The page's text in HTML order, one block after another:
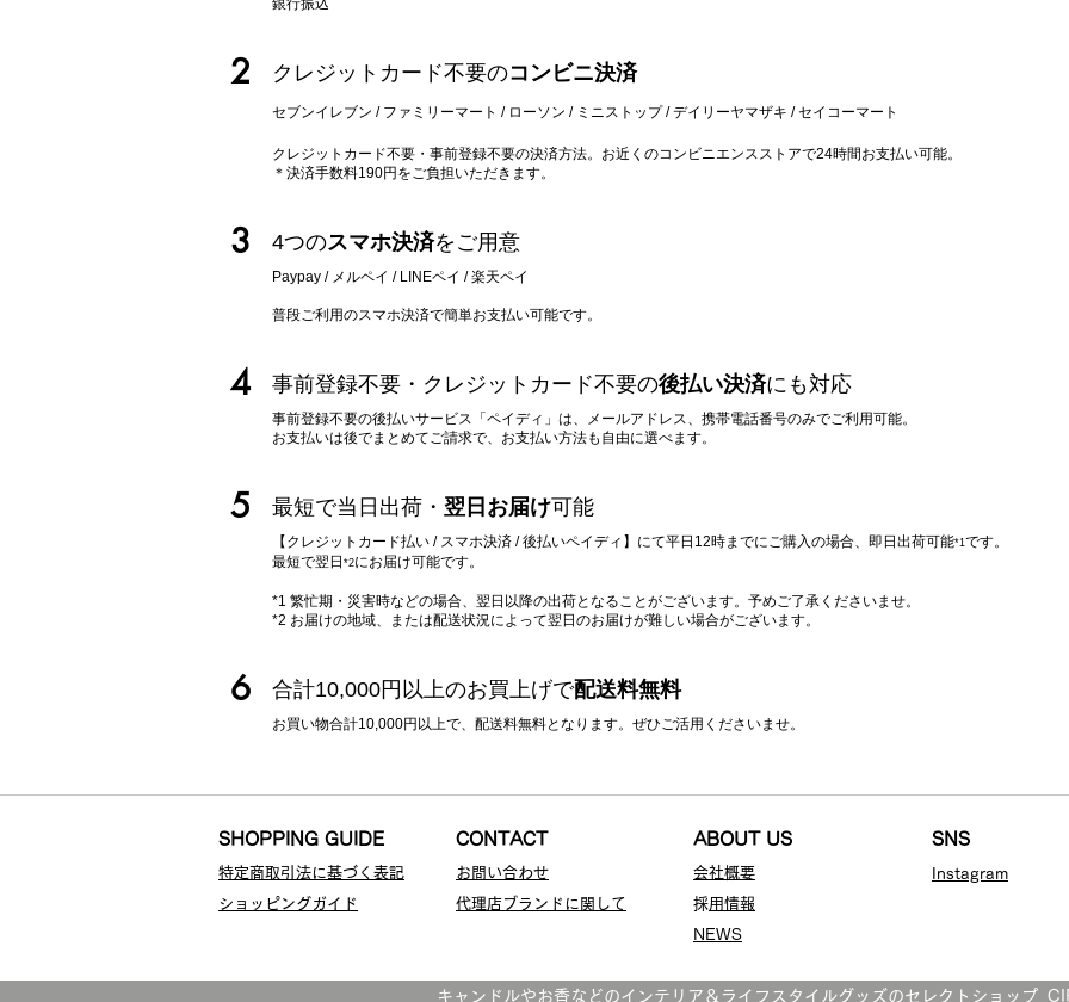
​銀行振込
2 クレジットカード不要のコンビニ決済
セブンイレブン / ファミリーマート / ローソン / ミニストップ / デイリーヤマザキ / セイコーマート
クレジットカード不要・事前登録不要の決済方法。お近くのコンビニエンスストアで24時間お支払い可能。
＊決済手数料190円をご負担いただきます。
3 4つのスマホ決済をご用意
Paypay / メルペイ / LINEペイ / 楽天ペイ
​普段ご利用のスマホ決済で簡単お支払い可能です。
4 事前登録不要・クレジットカード不要の後払い決済にも対応
事前登録不要の後払いサービス「ペイディ」は、メールアドレス、携帯電話番号のみでご利用可能。
​お支払いは後でまとめてご請求で、お支払い方法も自由に選べます。
5 最短で当日出荷・ 翌日お届け可能
【クレジットカード払い / スマホ決済 / 後払いペイディ】にて平日12時までにご購入の場合、即日出荷可能*1です。
最短で翌日 *2にお届け可能です。
*1 繁忙期・災害時などの場合、翌日以降の出荷となることがございます。予めご了承くださいませ。
*2 お届けの地域、または配送状況によって翌日のお届けが難しい場合がございます。
6 合計10,000円以上のお買上げで配送料無料
お買い物合計10,000円以上で、配送料無料となります。ぜひご活用くださいませ。
SHOPPING GUIDE
特定商取引法に基づく表記
ショッピングガイド
CONTACT
お問い合わせ
代理店ブランドに関して
ABOUT US
会社概要
​採用情報
NEWS
SNS
Instagram
キャンドルやお香などのインテリア＆ライフスタイルグッズのセレクトショップ